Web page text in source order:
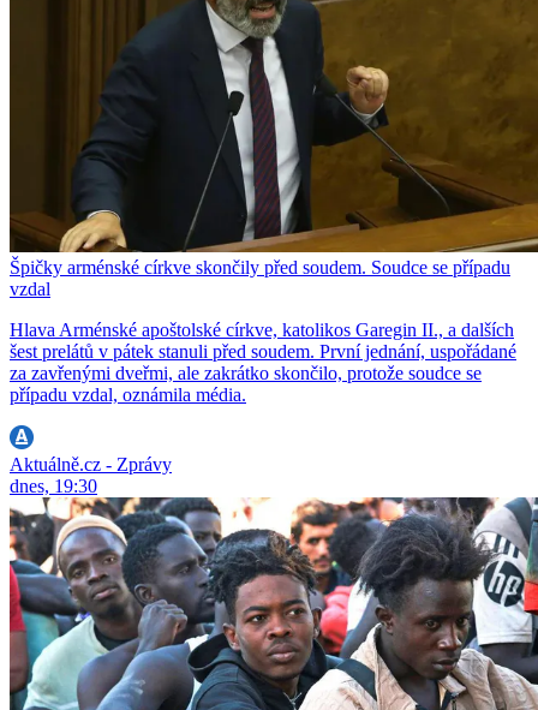
Špičky arménské církve skončily před soudem. Soudce se případu
vzdal
Hlava Arménské apoštolské církve, katolikos Garegin II., a dalších
šest prelátů v pátek stanuli před soudem. První jednání, uspořádané
za zavřenými dveřmi, ale zakrátko skončilo, protože soudce se
případu vzdal, oznámila média.
Aktuálně.cz - Zprávy
dnes, 19:30